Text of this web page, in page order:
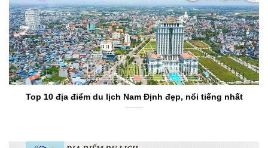
Top 10 địa điểm du lịch Nam Định đẹp, nổi tiếng nhất